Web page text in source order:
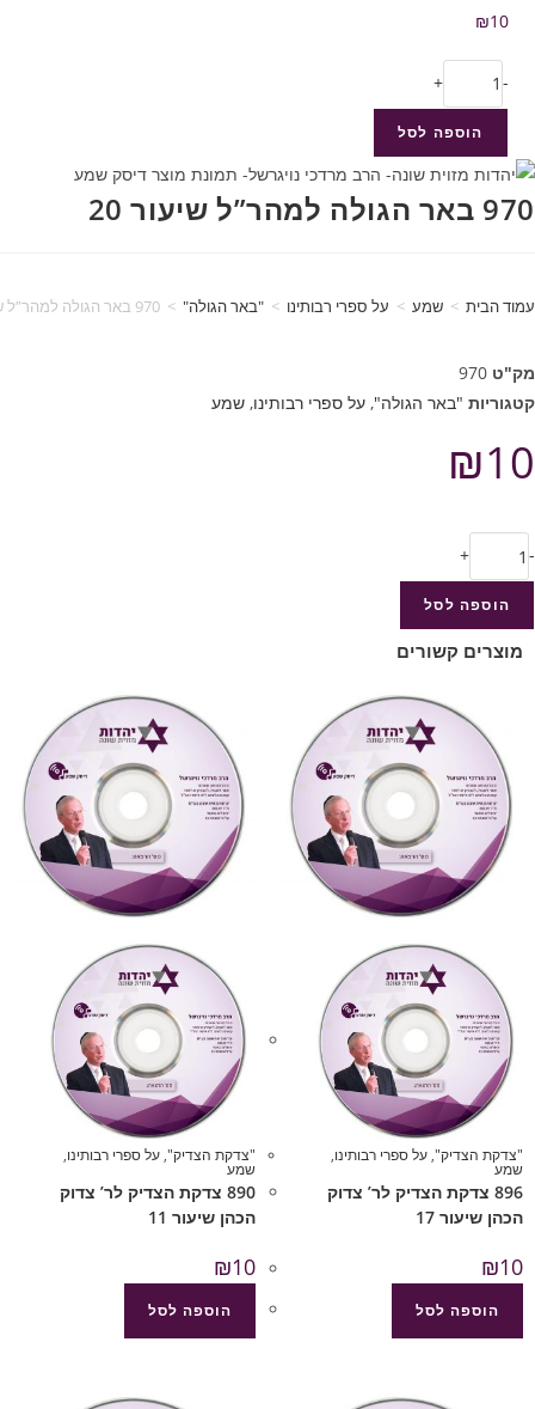
₪10
-
+
הוספה לסל
970 באר הגולה למהר”ל שיעור 20
עמוד הבית > שמע > על ספרי רבותינו > "באר הגולה" > 970 באר הגולה למהר”ל שיעור 20
מק"ט 970
קטגוריות "באר הגולה", על ספרי רבותינו, שמע
₪10
-
+
הוספה לסל
מוצרים קשורים
"צדקת הצדיק",על ספרי רבותינו,
שמע
896 צדקת הצדיק לר’ צדוק
הכהן שיעור 17
₪10
הוספה לסל
"צדקת הצדיק",על ספרי רבותינו,
שמע
890 צדקת הצדיק לר’ צדוק
הכהן שיעור 11
₪10
הוספה לסל